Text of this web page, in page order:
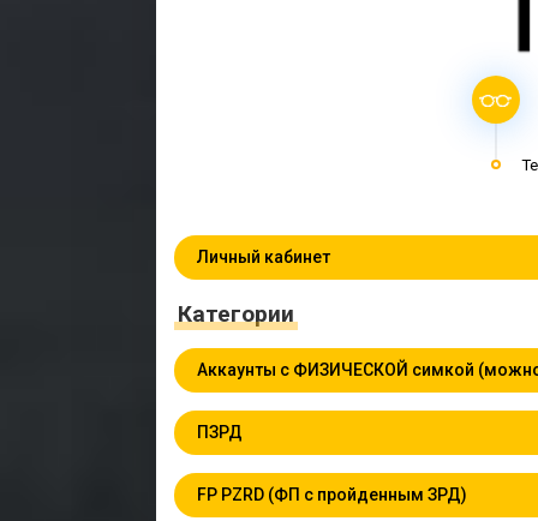
Личный кабинет
Категории
Аккаунты с ФИЗИЧЕСКОЙ симкой
ПЗРД
FP PZRD (ФП с пройденным ЗРД)